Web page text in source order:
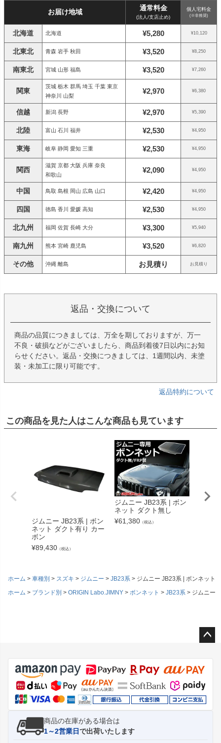
お届け地域 通常料金
(法人/支店止め)
個人宅料金
(※非推奨)
北海道 北海道 ¥5,280 ¥10,120
北東北 青森 岩手 秋田 ¥3,520 ¥8,250
南東北 宮城 山形 福島 ¥3,520 ¥7,260
関東
茨城 栃木 群馬 埼玉 千葉 東京
神奈川 山梨
¥2,970 ¥6,380
信越 新潟 長野 ¥2,970 ¥5,390
北陸 富山 石川 福井 ¥2,530 ¥4,950
東海 岐阜 静岡 愛知 三重 ¥2,530 ¥4,950
関西
滋賀 京都 大阪 兵庫 奈良
和歌山
¥2,090 ¥4,950
中国 鳥取 島根 岡山 広島 山口 ¥2,420 ¥4,950
四国 徳島 香川 愛媛 高知 ¥2,530 ¥4,950
北九州 福岡 佐賀 長崎 大分 ¥3,300 ¥5,940
南九州 熊本 宮崎 鹿児島 ¥3,520 ¥6,820
その他 沖縄 離島 お見積り お見積り
返品・交換について
商品の品質につきましては、万全を期しておりますが、万一
不良・破損などがございましたら、商品到着後7日以内にお知
らせください。返品・交換につきましては、1週間以内、未塗
装・未加工に限り可能です。
返品特約について
この商品を見た人はこんな商品も見ています
ジムニー JB23系 | ボン
ネット ダクト有り カー
ボン
¥89,430 （税込）
ジムニー JB23系 | ボン
ネット ダクト無し
¥61,380 （税込）
ホーム 車種別 スズキ ジムニー JB23系
ジムニー JB23系 | ボンネット
ホーム
ブランド別 ORIGIN Labo.JIMNY ボンネット JB23系 ジムニー
ジト
ップ
へ
商品の在庫がある場合は
1～2営業日で出荷いたします